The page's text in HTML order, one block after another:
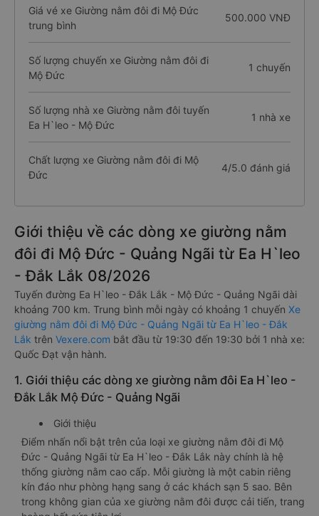
Giá vé xe Giường nằm đôi đi Mộ Đức
trung bình
500.000 VNĐ
Số lượng chuyến xe Giường nằm đôi đi
Mộ Đức
1 chuyến
Số lượng nhà xe Giường nằm đôi tuyến
Ea H`leo - Mộ Đức
1 nhà xe
Chất lượng xe Giường nằm đôi đi Mộ
Đức
4/5.0 đánh giá
Giới thiệu về các dòng xe giường nằm
đôi đi Mộ Đức - Quảng Ngãi từ Ea H`leo
- Đắk Lắk 08/2026
Tuyến đường Ea H`leo - Đắk Lắk - Mộ Đức - Quảng Ngãi dài
khoảng 700 km. Trung bình mỗi ngày có khoảng 1 chuyến Xe
giường nằm đôi đi Mộ Đức - Quảng Ngãi từ Ea H`leo - Đắk
Lắk trên Vexere.com bắt đầu từ 19:30 đến 19:30 bởi 1 nhà xe:
Quốc Đạt vận hành.
1. Giới thiệu các dòng xe giường nằm đôi Ea H`leo -
Đắk Lắk Mộ Đức - Quảng Ngãi
Giới thiệu
Điểm nhấn nổi bật trên của loại xe giường nằm đôi đi Mộ
Đức - Quảng Ngãi từ Ea H`leo - Đắk Lắk này chính là hệ
thống giường nằm cao cấp. Mỗi giường là một cabin riêng
kín đáo như phòng hạng sang ở các khách sạn 5 sao. Bên
trong không gian của xe giường nằm đôi được cải tiến, trang